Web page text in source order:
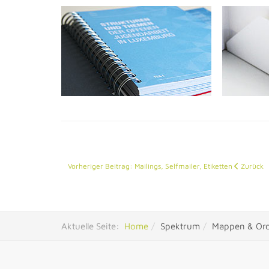
Vorheriger Beitrag: Mailings, Selfmailer, Etiketten Zurück
Aktuelle Seite: Home Spektrum Mappen &